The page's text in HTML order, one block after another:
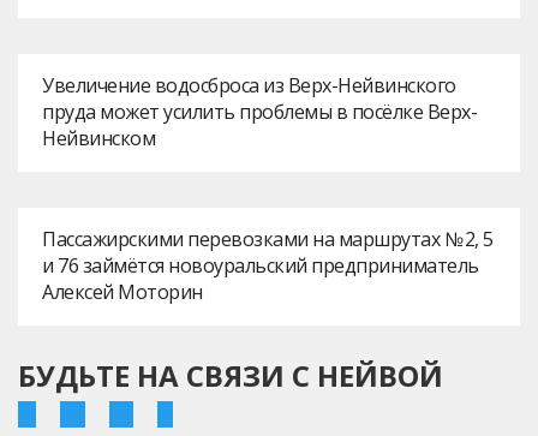
Увеличение водосброса из Верх-Нейвинского
пруда может усилить проблемы в посёлке Верх-
Нейвинском
Пассажирскими перевозками на маршрутах № 2, 5
и 76 займётся новоуральский предприниматель
Алексей Моторин
БУДЬТЕ НА СВЯЗИ С НЕЙВОЙ